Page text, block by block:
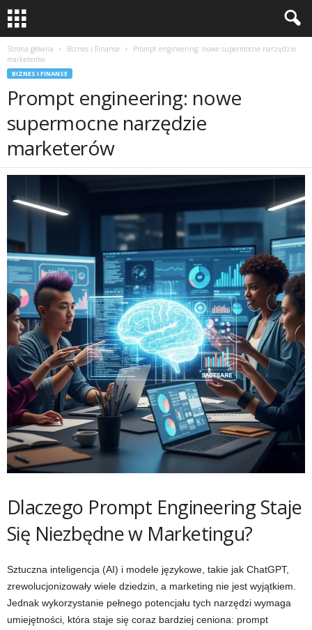
Strona główna Biznes i Finanse
Prompt engineering: nowe supermocne narzędzie
marketerów
BIZNES I FINANSE
Prompt engineering: nowe
supermocne narzędzie
marketerów
Dlaczego Prompt Engineering Staje
Się Niezbędne w Marketingu?
Sztuczna inteligencja (AI) i modele językowe, takie jak ChatGPT,
zrewolucjonizowały wiele dziedzin, a marketing nie jest wyjątkiem.
Jednak wykorzystanie pełnego potencjału tych narzędzi wymaga
umiejętności, która staje się coraz bardziej ceniona: prompt